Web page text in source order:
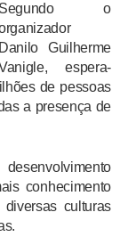
Segundo o
Danilo Guilherme
espera-
de pessoas
a presença de
conhecimento
culturas